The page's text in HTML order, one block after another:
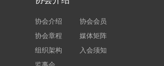
协会介绍
协会章程
组织架构
协会会员
媒体矩阵
入会须知